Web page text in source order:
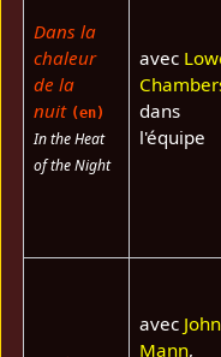
Dans la
chaleur
de la
nuit (en)
In the Heat
of the Night
avec
dans
l'équipe
avec John
Mann,